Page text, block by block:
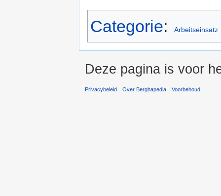
Categorie: Arbeitseinsatz
Deze pagina is voor
Privacybeleid Over Berghapedia Voorbehoud